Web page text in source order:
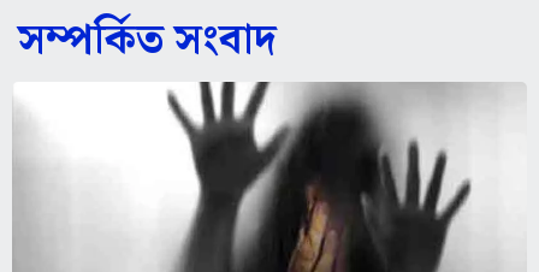
সম্পর্কিত সংবাদ